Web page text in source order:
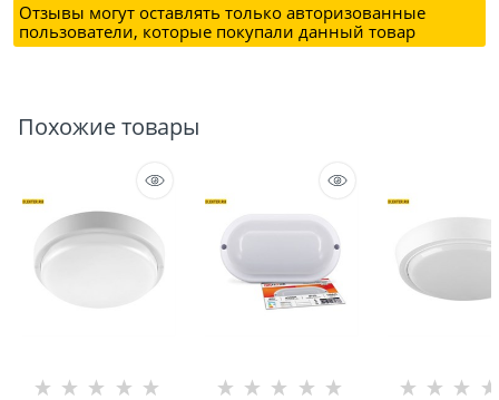
Отзывы могут оставлять только авторизованные
пользователи, которые покупали данный товар
Похожие товары